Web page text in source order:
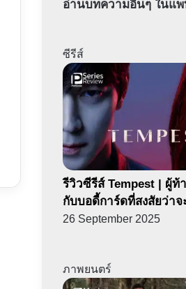
อ่านบทความอื่นๆ ในแ
ซีรีส์
รีวิวซีรีส์ Tempest | ผู้ท้
กับบอดี้การ์ดที่สงสัยว่าจ
26 September 2025
ภาพยนตร์